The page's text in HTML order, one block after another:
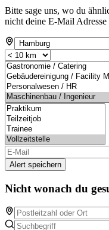
Bitte sage uns, wo du
nicht deine E-Mail Adresse
Alert speichern
Nicht wonach du